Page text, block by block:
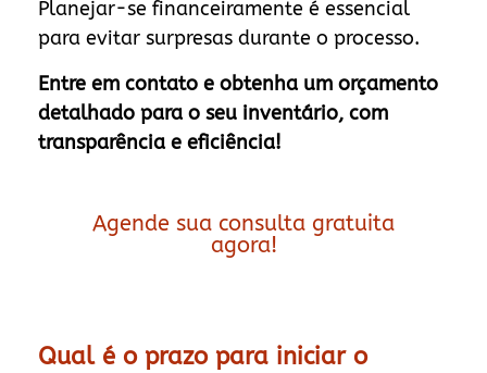
Planejar-se financeiramente é essencial
para evitar surpresas durante o processo.
Entre em contato e obtenha um orçamento
detalhado para o seu inventário, com
transparência e eficiência!
Agende sua consulta gratuita
agora!
Qual é o prazo para iniciar o